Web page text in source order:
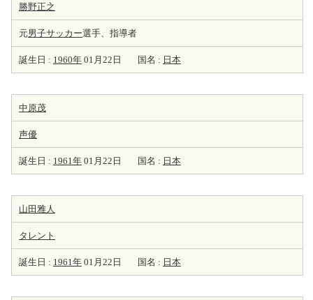
勝野正之
元男子サッカー選手、指導者
誕生日 : 1960年 01月22日 国名 : 日本
中原茂
声優
誕生日 : 1961年 01月22日 国名 : 日本
山田雅人
タレント
誕生日 : 1961年 01月22日 国名 : 日本